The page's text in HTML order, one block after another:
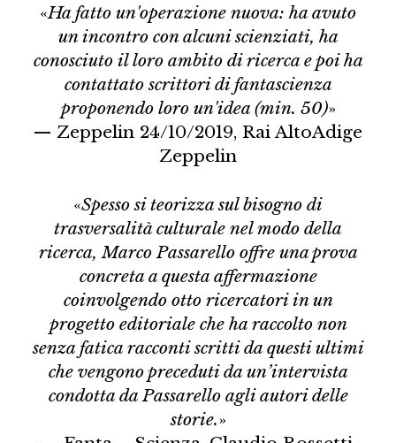
«Ha fatto un'operazione nuova: ha avuto
un incontro con alcuni scienziati, ha
conosciuto il loro ambito di ricerca e poi ha
contattato scrittori di fantascienza
proponendo loro un'idea (min. 50)»
— Zeppelin 24/10/2019, Rai AltoAdige
Zeppelin
«Spesso si teorizza sul bisogno di
trasversalità culturale nel modo della
ricerca, Marco Passarello offre una prova
concreta a questa affermazione
coinvolgendo otto ricercatori in un
progetto editoriale che ha raccolto non
senza fatica racconti scritti da questi ultimi
che vengono preceduti da un’intervista
condotta da Passarello agli autori delle
storie.»